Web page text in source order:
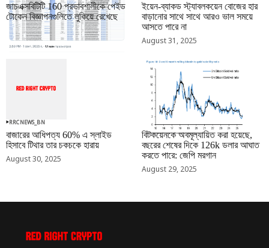
জাচএক্সবিটিটি 160 প্রভাবশালীকে পেইড
টোকেন বিজ্ঞাপনগুলিতে লুকিয়ে রেখেছে
September 01, 2025
ইয়েন-ব্যাকড স্ট্যাবলকয়েন বোজের হার
বাড়ানোর সাথে সাথে আরও ভাল সময়ে
আসতে পারে না
August 31, 2025
RRCNEWS_BN
বাজারের আধিপত্য 60% এ স্লাইড
হিসাবে টিথার তার চকচকে হারায়
August 30, 2025
RRCNEWS_BN
বিটকয়েনকে অবমূল্যায়িত করা হয়েছে,
বছরের শেষের দিকে 126k ডলার আঘাত
করতে পারে: জেপি মরগান
August 29, 2025